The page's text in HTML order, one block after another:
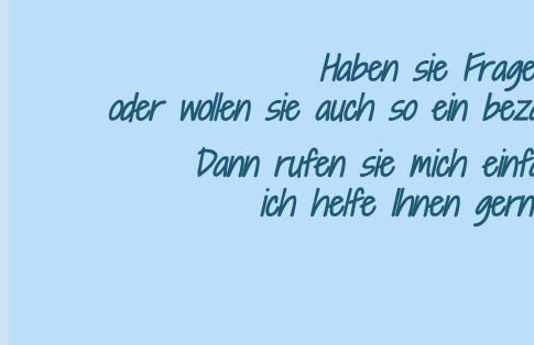
Haben sie
oder wollen sie auch so ein
Dann rufen sie mich
ich helfe Ihnen